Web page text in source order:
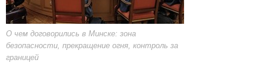
О чем договорились в Минске: зона
безопасности, прекращение огня, контроль за
границей